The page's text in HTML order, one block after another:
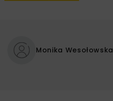
Monika Wesołowska